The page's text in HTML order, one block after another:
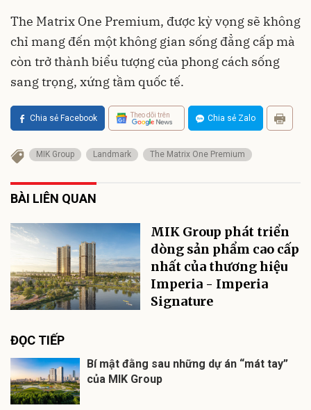
The Matrix One Premium, được kỳ vọng sẽ không
chỉ mang đến một không gian sống đẳng cấp mà
còn trở thành biểu tượng của phong cách sống
sang trọng, xứng tầm quốc tế.
Chia sẻ Facebook Theo dõi trên Chia sẻ Zalo
MIK Group Landmark The Matrix One Premium
BÀI LIÊN QUAN
MIK Group phát triển
dòng sản phẩm cao cấp
nhất của thương hiệu
Imperia - Imperia
Signature
ĐỌC TIẾP
Bí mật đằng sau những dự án “mát tay”
của MIK Group